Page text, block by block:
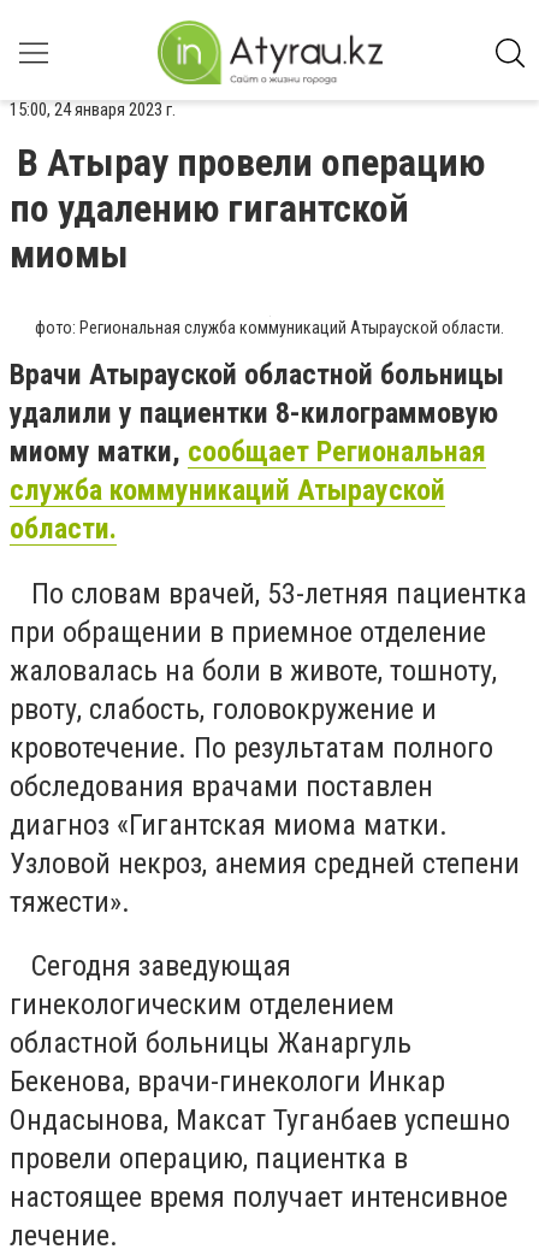
15:00, 24 января 2023 г.
В Атырау провели операцию
по удалению гигантской
миомы
фото: Региональная служба коммуникаций Атырауской области.
Врачи Атырауской областной больницы
удалили у пациентки 8-килограммовую
миому матки, сообщает Региональная
служба коммуникаций Атырауской
области.
⠀По словам врачей, 53-летняя пациентка
при обращении в приемное отделение
жаловалась на боли в животе, тошноту,
рвоту, слабость, головокружение и
кровотечение. По результатам полного
обследования врачами поставлен
диагноз «Гигантская миома матки.
Узловой некроз, анемия средней степени
тяжести».
⠀Сегодня заведующая
гинекологическим отделением
областной больницы Жанаргуль
Бекенова, врачи-гинекологи Инкар
Ондасынова, Максат Туганбаев успешно
провели операцию, пациентка в
настоящее время получает интенсивное
лечение.